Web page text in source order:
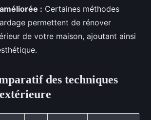
: Certaines méthodes
permettent de rénover
de votre maison, ajoutant ainsi
des techniques